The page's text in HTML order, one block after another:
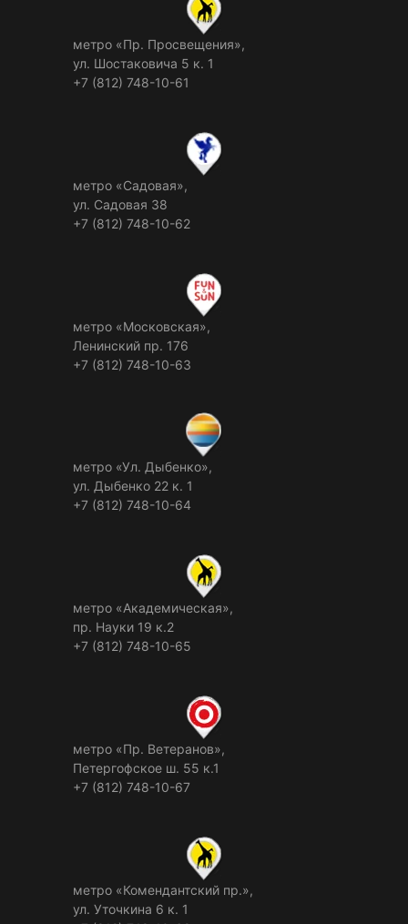
метро «Пр. Просвещения»,
ул. Шостаковича 5 к. 1
+7 (812) 748-10-61
метро «Садовая»,
ул. Садовая 38
+7 (812) 748-10-62
метро «Московская»,
Ленинский пр. 176
+7 (812) 748-10-63
метро «Ул. Дыбенко»,
ул. Дыбенко 22 к. 1
+7 (812) 748-10-64
метро «Академическая»,
пр. Науки 19 к.2
+7 (812) 748-10-65
метро «Пр. Ветеранов»,
Петергофское ш. 55 к.1
+7 (812) 748-10-67
метро «Комендантский пр.»,
ул. Уточкина 6 к. 1